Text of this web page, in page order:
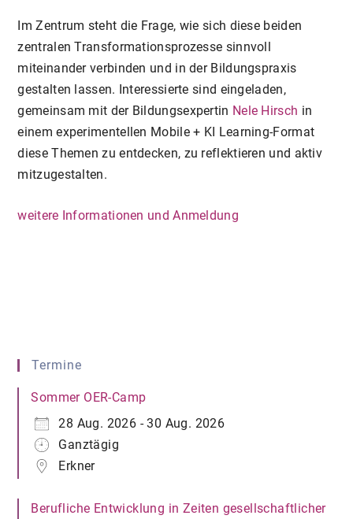
Im Zentrum steht die Frage, wie sich diese beiden
zentralen Transformationsprozesse sinnvoll
miteinander verbinden und in der Bildungspraxis
gestalten lassen. Interessierte sind eingeladen,
gemeinsam mit der Bildungsexpertin Nele Hirsch in
einem experimentellen Mobile + KI Learning-Format
diese Themen zu entdecken, zu reflektieren und aktiv
mitzugestalten.
weitere Informationen und Anmeldung
Termine
Sommer OER-Camp
28 Aug. 2026 - 30 Aug. 2026
Ganztägig
Erkner
Berufliche Entwicklung in Zeiten gesellschaftlicher